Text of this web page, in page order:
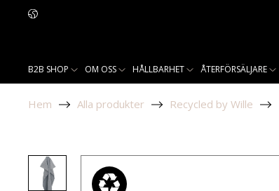
B2B SHOP OM OSS HÅLLBARHET ÅTERFÖRSÄLJARE
Hem Alla produkter Recycled by Wille